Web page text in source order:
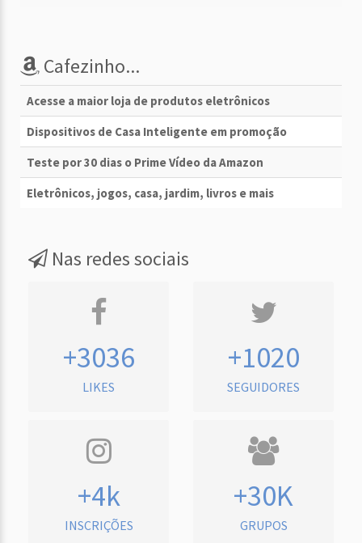
Cafezinho...
Acesse a maior loja de produtos eletrônicos
Dispositivos de Casa Inteligente em promoção
Teste por 30 dias o Prime Vídeo da Amazon
Eletrônicos, jogos, casa, jardim, livros e mais
Nas redes sociais
+3036
LIKES
+1020
SEGUIDORES
+4k
INSCRIÇÕES
+30K
GRUPOS